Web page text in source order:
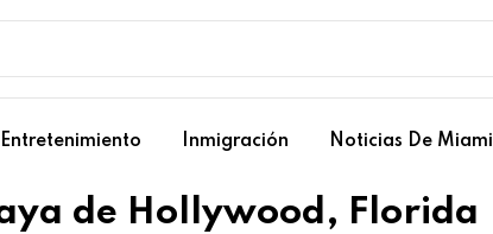
Entretenimiento Inmigración Noticias De Miami
de Hollywood, Florida